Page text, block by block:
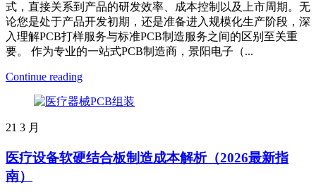
式，直接关系到产品的研发效率、成本控制以及上市周期。无
论您是处于产品开发初期，还是准备进入规模化生产阶段，深
入理解PCB打样服务与标准PCB制造服务之间的区别至关重
要。 作为专业的一站式PCB制造商，景阳电子（...
Continue reading
21 3 月
医疗设备软硬结合板制造成本解析（2026最新指
南）